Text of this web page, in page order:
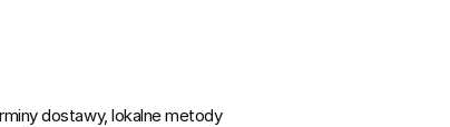
dostawy, lokalne metody